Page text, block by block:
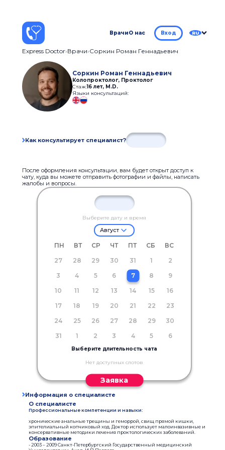
ВрачиО нас Вход RU
Express Doctor Врачи Соркин Роман Геннадьевич
Соркин Роман Геннадьевич
Колопроктолог, Проктолог
Стаж:16 лет, М.D.
Языки консультаций:
Как консультирует специалист?
После оформления консультации, вам будет открыт доступ к
чату, куда вы можете отправить фотографии и файлы, написать
жалобы и вопросы.
Выберите дату и время
Август
ПН ВТ СР ЧТ ПТ СБ
ВС
27
28 29 30 31 1
2
3
4 5 6 7 8
9
10
11 12 13 14 15
16
17
18 19 20 21 22
23
24
25 26 27 28 29
30
31
1 2 3 4 5 6
Выберите длительность чата
Нет доступных слотов
Заявка
Информация о специалисте
О специалисте
Профессиональные компетенции и навыки:
хронические анальные трещины и геморрой, свищ прямой кишки,
эпителиальный копчиковый ход. Доктор использует малоинвазивные и
консервативные методики лечения проктологических заболеваний.
Образование
- 2003 – 2009 Санкт-Петербургский Государственный медицинский